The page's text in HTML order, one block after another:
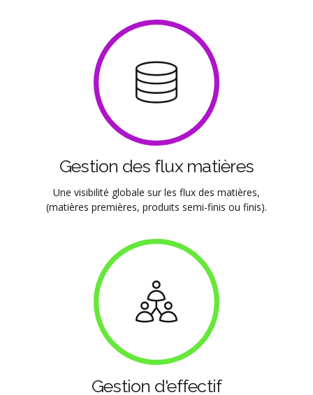
Gestion des flux matières
Une visibilité globale sur les flux des matières,
(matières premières, produits semi-finis ou finis).
Gestion d'effectif